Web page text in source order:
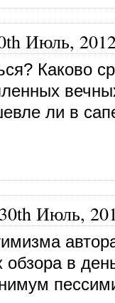
Июль,
Каково
ли в
30th Июль,
обзора в